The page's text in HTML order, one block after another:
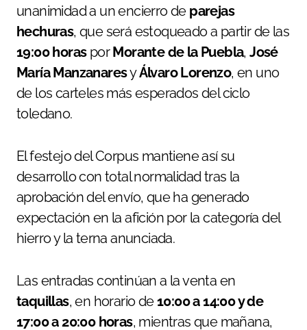
unanimidad a un encierro de parejas
hechuras, que será estoqueado a partir de las
19:00 horasporMorante de la Puebla,José
María ManzanaresyÁlvaro Lorenzo, en uno
de los carteles más esperados del ciclo
toledano.
El festejo del Corpus mantiene así su
desarrollo con total normalidad tras la
aprobación del envío, que ha generado
expectación en la afición por la categoría del
hierro y la terna anunciada.
Las entradas continúan a la venta en
taquillas, en horario de10:00 a 14:00 y de
17:00 a 20:00 horas, mientras que mañana,